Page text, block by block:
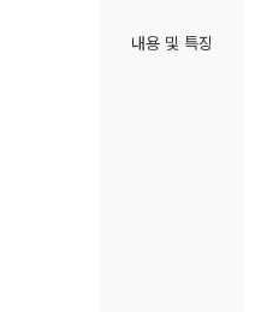
내용 및 특징